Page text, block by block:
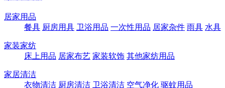
居家用品
餐具 厨房用具 卫浴用品 一次性用品 居家杂件 雨具 水具
家装家纺
床上用品 居家布艺 家装软饰 其他家纺用品
家居清洁
衣物清洁 厨房清洁 卫浴清洁 空气净化 驱蚊用品